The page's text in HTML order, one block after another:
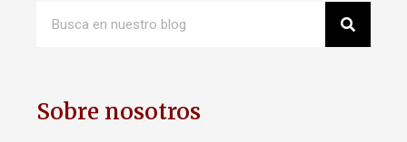
Sobre nosotros